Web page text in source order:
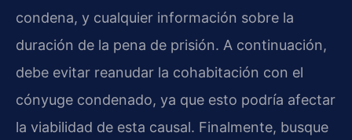
condena, y cualquier información sobre la
duración de la pena de prisión. A continuación,
debe evitar reanudar la cohabitación con el
cónyuge condenado, ya que esto podría afectar
la viabilidad de esta causal. Finalmente, busque